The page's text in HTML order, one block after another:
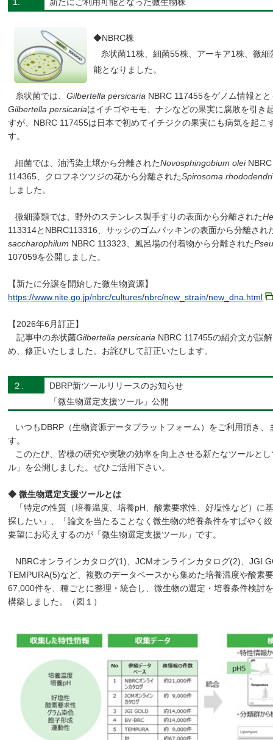
1. 新たにご利用可能となった微生物株
◆NBRC株
糸状菌11株、細菌55株、アーキア1株、微細
能となりました。
糸状菌では、Gilbertella persicaria NBRC 117455をゲノム情報と
Gilbertella persicariaはイチゴやモモ、ナシなどの果実に腐敗を引き
すが、NBRC 117455は日本で初めてイチジクの果実にも病気を起こ
す。
細菌では、油汚染土壌から分離されたNovosphingobium oleiNBRC
114365、クロフネツツジの花から分離されたSpirosoma rhododendri
しました。
微細藻類では、野外のステンレス製手すりの表面から分離された
113314とNBRC113316、サッシのゴムパッキンの表面から分離され
saccharophilum NBRC 113323、風呂場の付着物から分離された
107059を公開しました。
【新たに分譲を開始した微生物資源】
https://www.nite.go.jp/nbrc/cultures/nbrc/new_strain/new_dna.html
【2026年6月訂正】
記事中の糸状菌Gilbertella persicaria NBRC 117455の紹介文が誤
め、修正いたしました。お詫びして訂正いたします。
２.
DBRP新ツールリリースのお知らせ
「微生物選定支援ツール」公開
いつもDBRP（生物資源データプラットフォーム）をご利用頂き、
す。
このたび、皆様の研究や実験の効率を向上させる新たなツールと
ル」を公開しました。ぜひご活用下さい。
◆ 微生物選定支援ツールとは
「特定の性質（培養温度、培養pH、酸素要求性、好塩性など）に
探したい」、「論文を当たることなく微生物の培養条件をすばやく
要望にお応えするのが「微生物選定支援ツール」です。
NBRCオンラインカタログ(1)、JCMオンラインカタログ(2)、JGI
TEMPURA(5)など、複数のデータベースから集めた培養温度や酸素
67,000件を、種ごとに整理・統合し、微生物の選定・培養条件検討
構築しました。（図１）